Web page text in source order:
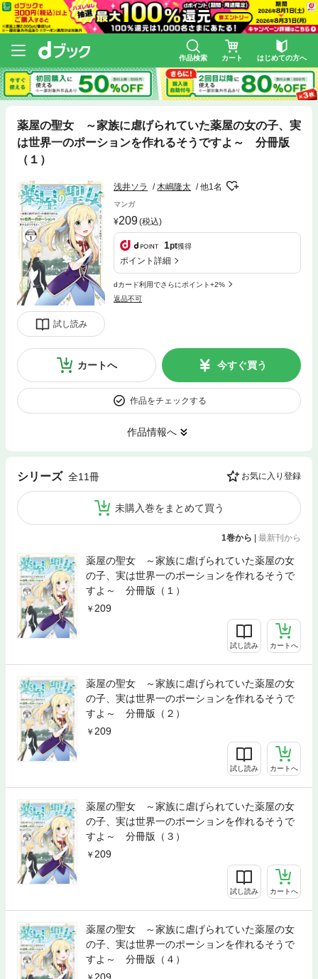
作品検索 カート はじめての方へ
薬屋の聖女 ～家族に虐げられていた薬屋の女の子、実
は世界一のポーションを作れるそうですよ～ 分冊版
（１）
試し読み
浅井ソラ 木嶋隆太 他1名
マンガ
209(税込)
1pt獲得
ポイント詳細
dカード利用でさらにポイント+2%
返品不可
カートへ 今すぐ買う
作品をチェックする
作品情報へ
シリーズ 全11冊 お気に入り登録
未購入巻をまとめて買う
1巻から | 最新刊から
薬屋の聖女 ～家族に虐げられていた薬屋の女
の子、実は世界一のポーションを作れるそうで
すよ～ 分冊版（１）
209
試し読み カートへ
薬屋の聖女 ～家族に虐げられていた薬屋の女
の子、実は世界一のポーションを作れるそうで
すよ～ 分冊版（２）
209
試し読み カートへ
薬屋の聖女 ～家族に虐げられていた薬屋の女
の子、実は世界一のポーションを作れるそうで
すよ～ 分冊版（３）
209
試し読み カートへ
薬屋の聖女 ～家族に虐げられていた薬屋の女
の子、実は世界一のポーションを作れるそうで
すよ～ 分冊版（４）
209